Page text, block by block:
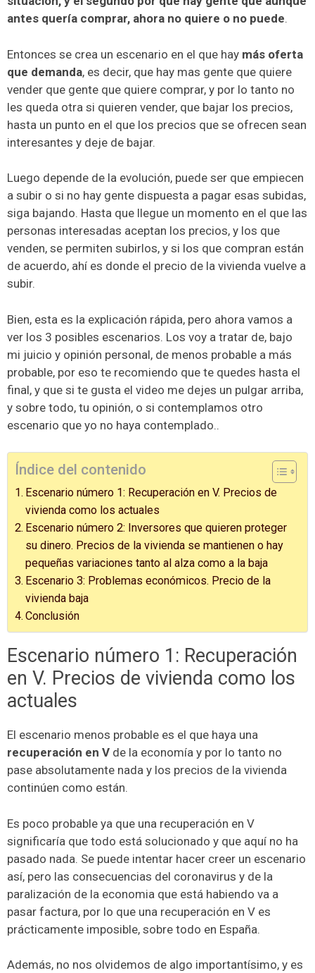
antes quería comprar, ahora no quiere o no puede.
Entonces se crea un escenario en el que hay más oferta
que demanda, es decir, que hay mas gente que quiere
vender que gente que quiere comprar, y por lo tanto no
les queda otra si quieren vender, que bajar los precios,
hasta un punto en el que los precios que se ofrecen sean
interesantes y deje de bajar.
Luego depende de la evolución, puede ser que empiecen
a subir o si no hay gente dispuesta a pagar esas subidas,
siga bajando. Hasta que llegue un momento en el que las
personas interesadas aceptan los precios, y los que
venden, se permiten subirlos, y si los que compran están
de acuerdo, ahí es donde el precio de la vivienda vuelve a
subir.
Bien, esta es la explicación rápida, pero ahora vamos a
ver los 3 posibles escenarios. Los voy a tratar de, bajo
mi juicio y opinión personal, de menos probable a más
probable, por eso te recomiendo que te quedes hasta el
final, y que si te gusta el video me dejes un pulgar arriba,
y sobre todo, tu opinión, o si contemplamos otro
escenario que yo no haya contemplado..
Índice del contenido
Escenario número 1: Recuperación en V. Precios de
vivienda como los actuales
Escenario número 2: Inversores que quieren proteger
su dinero. Precios de la vivienda se mantienen o hay
pequeñas variaciones tanto al alza como a la baja
Escenario 3: Problemas económicos. Precio de la
vivienda baja
Conclusión
Escenario número 1: Recuperación
en V. Precios de vivienda como los
actuales
El escenario menos probable es el que haya una
recuperación en V de la economía y por lo tanto no
pase absolutamente nada y los precios de la vivienda
continúen como están.
Es poco probable ya que una recuperación en V
significaría que todo está solucionado y que aquí no ha
pasado nada. Se puede intentar hacer creer un escenario
así, pero las consecuencias del coronavirus y de la
paralización de la economia que está habiendo va a
pasar factura, por lo que una recuperación en V es
prácticamente imposible, sobre todo en España.
Además, no nos olvidemos de algo importantísimo, y es